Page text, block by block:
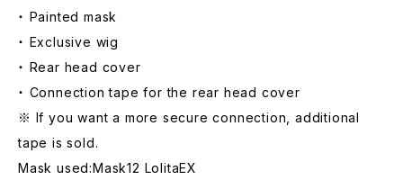
・ Painted mask
・ Exclusive wig
・ Rear head cover
・ Connection tape for the rear head cover
※ If you want a more secure connection, additional
tape is sold.
Mask used:Mask12 LolitaEX